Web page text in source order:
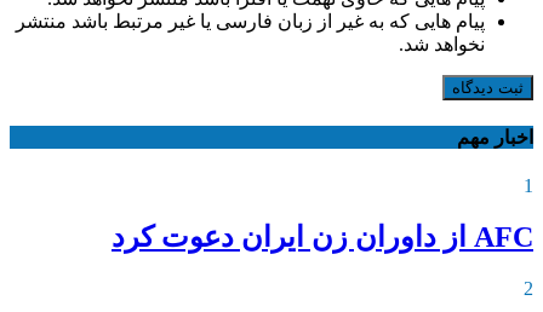
پیام هایی که به غیر از زبان فارسی یا غیر مرتبط باشد منتشر
نخواهد شد.
ثبت دیدگاه
اخبار مهم
1
AFC از داوران زن ایران دعوت کرد
2